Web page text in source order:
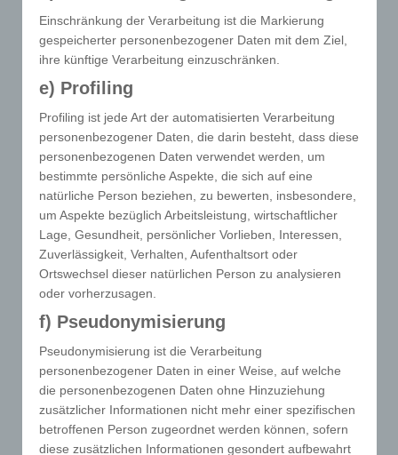
i Pflege-
Dokumentation
Selbstverständlich
expertenstandard-konform
 Begleitung
Wundprojekte
einrichtungsinterne
Einschränkung der Verarbeitung ist die Markierung
gespeicherter personenbezogener Daten mit dem Ziel,
ihre künftige Verarbeitung einzuschränken.
e) Profiling
Profiling ist jede Art der automatisierten Verarbeitung
personenbezogener Daten, die darin besteht, dass diese
personenbezogenen Daten verwendet werden, um
bestimmte persönliche Aspekte, die sich auf eine
natürliche Person beziehen, zu bewerten, insbesondere,
um Aspekte bezüglich Arbeitsleistung, wirtschaftlicher
Lage, Gesundheit, persönlicher Vorlieben, Interessen,
Zuverlässigkeit, Verhalten, Aufenthaltsort oder
Ortswechsel dieser natürlichen Person zu analysieren
oder vorherzusagen.
f) Pseudonymisierung
Pseudonymisierung ist die Verarbeitung
personenbezogener Daten in einer Weise, auf welche
die personenbezogenen Daten ohne Hinzuziehung
zusätzlicher Informationen nicht mehr einer spezifischen
betroffenen Person zugeordnet werden können, sofern
diese zusätzlichen Informationen gesondert aufbewahrt